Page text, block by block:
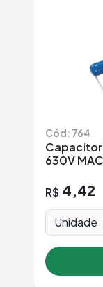
Cód: 764
Capacitor
630V
R$ 4,42
Unidade